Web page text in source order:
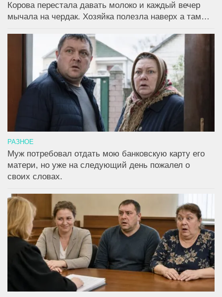
Корова перестала давать молоко и каждый вечер
мычала на чердак. Хозяйка полезла наверх а там…
РАЗНОЕ
Муж потребовал отдать мою банковскую карту его
матери, но уже на следующий день пожалел о
своих словах.